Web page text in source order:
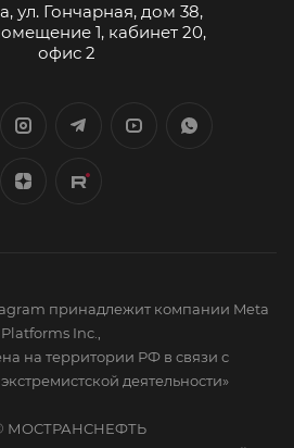
ул. Гончарная, дом 38,
1, кабинет 20,
офис 2
принадлежит компании Meta
Platforms Inc.,
на территории РФ в связи с
деятельности»
МОСТРАНСНЕФТЬ